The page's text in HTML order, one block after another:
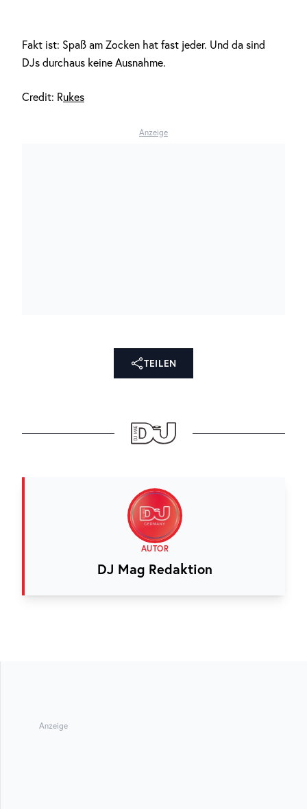
Fakt ist: Spaß am Zocken hat fast jeder. Und da sind
DJs durchaus keine Ausnahme.
Credit: Rukes
Anzeige
TEILEN
AUTOR
DJ Mag Redaktion
Anzeige